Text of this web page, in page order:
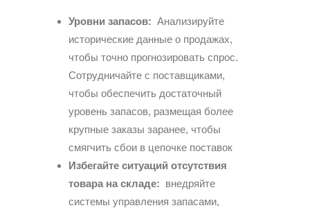
Уровни запасов: Анализируйте
исторические данные о продажах,
чтобы точно прогнозировать спрос.
Сотрудничайте с поставщиками,
чтобы обеспечить достаточный
уровень запасов, размещая более
крупные заказы заранее, чтобы
смягчить сбои в цепочке поставок
Избегайте ситуаций отсутствия
товара на складе: внедряйте
системы управления запасами,